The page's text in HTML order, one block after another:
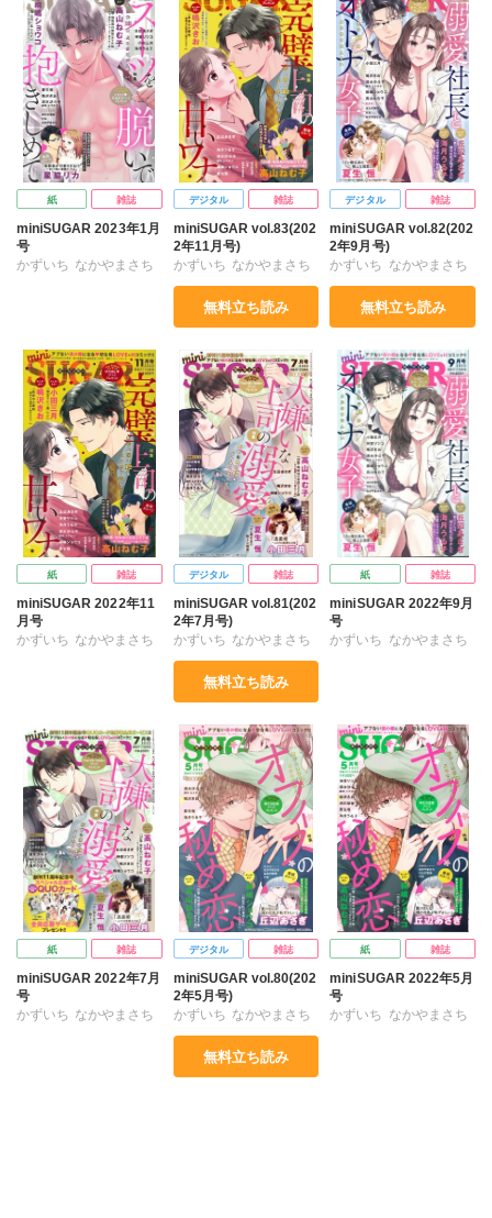
高山ねむ子 神室リツコ
清水沙斗子 美月李予
都筑まお 海月うる子
高山ねむ子 小田三月
星脇リカ 清水沙斗子
鳴沢きお 海月うる子
高山ねむ子 神室リツコ
星脇リカ 清水沙斗子
鳴沢きお 都筑まお
海月うる子
紙 雑誌
miniSUGAR 2023年1月
号
かずいち なかやまさち
桐嶋ショウコ
高山ねむ子
小田三月
神室リツコ 星脇リカ
清水沙斗子 鳴沢きお
海月うる子
デジタル 雑誌
miniSUGAR vol.83(202
2年11月号)
かずいち なかやまさち
はたの有咲 ヒナギク
夏生恒
桐嶋ショウコ
高山ねむ子 清水沙斗子
鳴沢きお 海月うる子
無料立ち読み
デジタル 雑誌
miniSUGAR vol.82(202
2年9月号)
かずいち なかやまさち
はたの有咲 ヒナギク
夏生恒
桐嶋ショウコ
高山ねむ子 小田三月
清水沙斗子 鳴沢きお
海月うる子
無料立ち読み
紙 雑誌
miniSUGAR 2022年11
月号
かずいち なかやまさち
桐嶋ショウコ
高山ねむ子 小田三月
神室リツコ 清水沙斗子
鳴沢きお 海月うる子
デジタル 雑誌
miniSUGAR vol.81(202
2年7月号)
かずいち なかやまさち
はたの有咲 ヒナギク
夏生恒
桐嶋ショウコ
高山ねむ子
小田三月
清水沙斗子 鳴沢きお
海月うる子
無料立ち読み
紙 雑誌
miniSUGAR 2022年9月
号
かずいち なかやまさち
桐嶋ショウコ
高山ねむ子 小田三月
神室リツコ 清水沙斗子
鳴沢きお
海月うる子
紙 雑誌
miniSUGAR 2022年7月
号
かずいち なかやまさち
デジタル 雑誌
miniSUGAR vol.80(202
2年5月号)
かずいち なかやまさち
はたの有咲 ヒナギク
夏生恒
無料立ち読み
紙 雑誌
miniSUGAR 2022年5月
号
かずいち なかやまさち